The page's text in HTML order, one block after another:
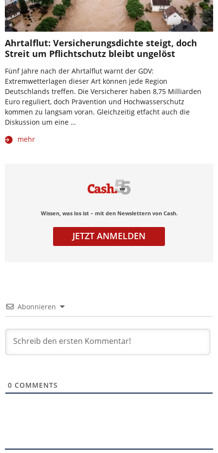
Ahrtalflut: Versicherungsdichte steigt, doch
Streit um Pflichtschutz bleibt ungelöst
Fünf Jahre nach der Ahrtalflut warnt der GDV:
Extremwetterlagen dieser Art können jede Region
Deutschlands treffen. Die Versicherer haben 8,75 Milliarden
Euro reguliert, doch Prävention und Hochwasserschutz
kommen zu langsam voran. Gleichzeitig etfacht auch die
Diskussion um eine …
mehr
Wissen, was los ist – mit den Newslettern von Cash.
JETZT ANMELDEN
Abonnieren
0 COMMENTS